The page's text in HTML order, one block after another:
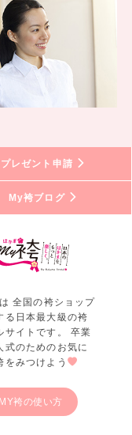
プレゼント申請
My袴ブログ
全国の袴ショップ
る日本最大級の袴
サイトです。 卒業
式のためのお気に
をみつけよう
MY袴の使い方